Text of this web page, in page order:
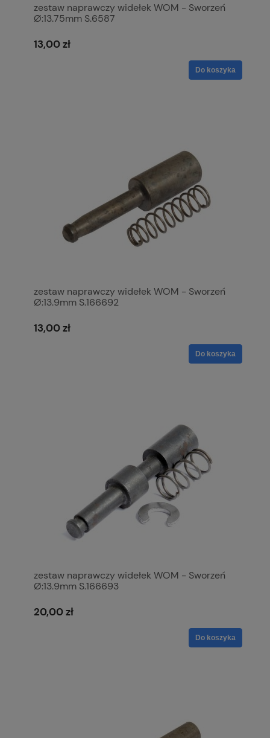
zestaw naprawczy widełek WOM - Sworzeń
Ø:13.75mm S.6587
13,00 zł
Do koszyka
zestaw naprawczy widełek WOM - Sworzeń
Ø:13.9mm S.166692
13,00 zł
Do koszyka
zestaw naprawczy widełek WOM - Sworzeń
Ø:13.9mm S.166693
20,00 zł
Do koszyka